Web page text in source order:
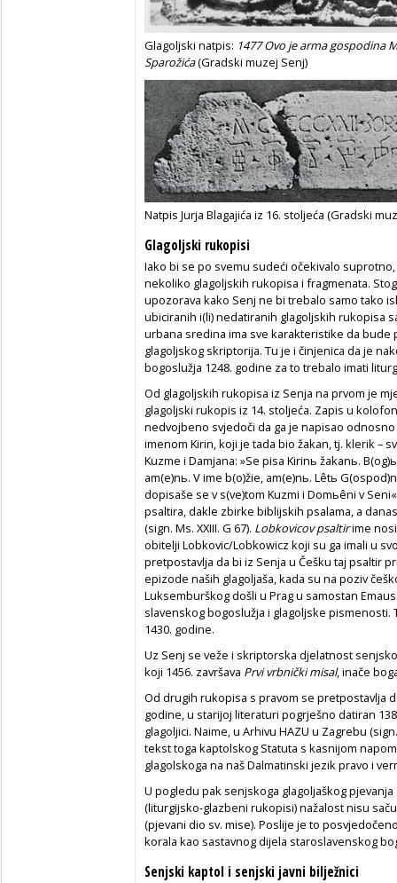
Glagoljski natpis: 1477 Ovo je arma gospodina
Sparožića(Gradski muzej Senj)
Natpis Jurja Blagajića iz 16. stoljeća (Gradski
Glagoljski rukopisi
Iako bi se po svemu sudeći očekivalo
nekoliko glagoljskih rukopisa i fragmenata.
upozorava kako Senj ne bi trebalo samo tako
ubiciranih i(li) nedatiranih glagoljskih rukopisa
urbana sredina ima sve karakteristike da
glagoljskog skriptorija. Tu je i činjenica da je
bogoslužja 1248. godine za to trebalo imati
Od glagoljskih rukopisa iz Senja na prvom je
glagoljski rukopis iz 14. stoljeća. Zapis u
nedvojbeno svjedoči da ga je napisao
imenom Kirin, koji je tada bio žakan, tj. klerik –
Kuzme i Damjana: »Se pisa Kirinь žakanь.
am(e)nь. V ime b(o)žie, am(e)nь. Lêtь
dopisaše se v s(ve)tom Kuzmi i Domьêni v
psaltira, dakle zbirke biblijskih psalama, a
(sign. Ms. XXIII. G 67). Lobkovicov psaltirime
obitelji Lobkovic/Lobkowicz koji su ga imali u
pretpostavlja da bi iz Senja u Češku taj psaltir
epizode naših glagoljaša, kada su na poziv
Luksemburškog došli u Prag u samostan
slavenskog bogoslužja i glagoljske
1430. godine.
Uz Senj se veže i skriptorska djelatnost
koji 1456. završava Prvi vrbnički misal, inače
Od drugih rukopisa s pravom se pretpostavlja
godine, u starijoj literaturi pogrješno datiran
glagoljici. Naime, u Arhivu HAZU u Zagrebu
tekst toga kaptolskog Statuta s kasnijom
glagolskoga na naš Dalmatinski jezik pravo i
U pogledu pak senjskoga glagoljaškog
(liturgijsko-glazbeni rukopisi) nažalost nisu
(pjevani dio sv. mise). Poslije je to
korala kao sastavnog dijela staroslavenskog
Senjski kaptol i senjski javni bilježnici